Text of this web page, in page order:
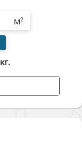
м2
кг.